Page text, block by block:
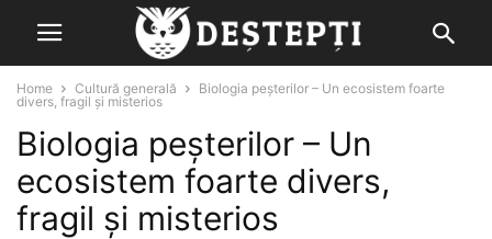
Home Cultură generală
Biologia peşterilor – Un ecosistem foarte
divers, fragil şi misterios
Biologia peşterilor – Un
ecosistem foarte divers,
fragil şi misterios